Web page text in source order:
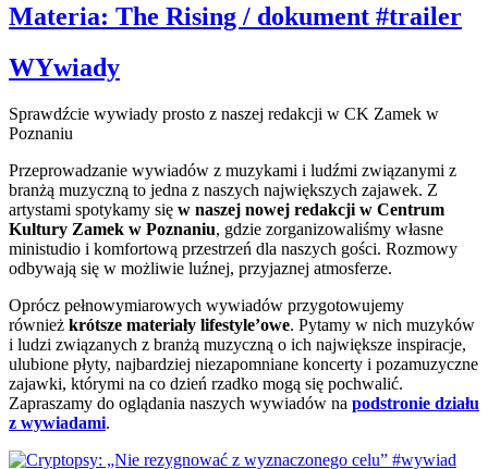
Materia: The Rising / dokument #trailer
WYwiady
Sprawdźcie wywiady prosto z naszej redakcji w CK Zamek w
Poznaniu
Przeprowadzanie wywiadów z muzykami i ludźmi związanymi z
branżą muzyczną to jedna z naszych największych zajawek. Z
artystami spotykamy się w naszej nowej redakcji w Centrum
Kultury Zamek w Poznaniu, gdzie zorganizowaliśmy własne
ministudio i komfortową przestrzeń dla naszych gości. Rozmowy
odbywają się w możliwie luźnej, przyjaznej atmosferze.
Oprócz pełnowymiarowych wywiadów przygotowujemy
również krótsze materiały lifestyle’owe. Pytamy w nich muzyków
i ludzi związanych z branżą muzyczną o ich największe inspiracje,
ulubione płyty, najbardziej niezapomniane koncerty i pozamuzyczne
zajawki, którymi na co dzień rzadko mogą się pochwalić.
Zapraszamy do oglądania naszych wywiadów na podstronie działu
z wywiadami.